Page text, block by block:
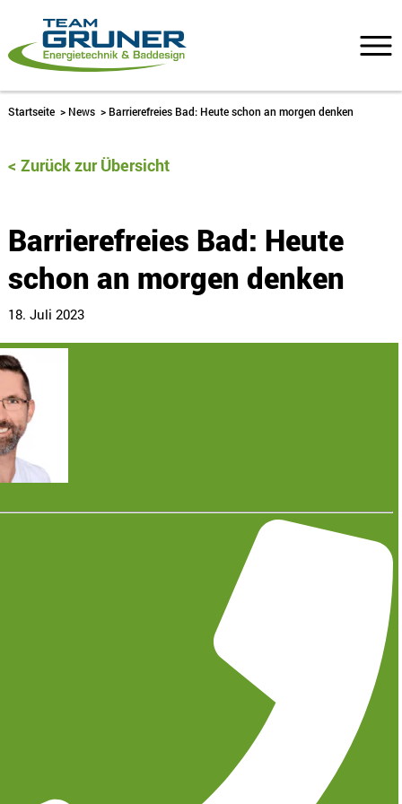
Startseite > News > Barrierefreies Bad: Heute schon an morgen denken
Zurück zur Übersicht
Barrierefreies Bad: Heute
schon an morgen denken
18. Juli 2023
Solange wie möglich in den eigenen vier Wänden
wohnen können – das ist der Wunsch vieler
Menschen, wenn sie an das hohe Alter denken.
Oftmals sind aber die Gegebenheiten im eigenen
Zuhause, insbesondere im Bad, nicht optimal, sodass
ein Umzug ins Altersheim notwendig wird. Das muss
nicht sein, wenn Sie heute schon an morgen denken.
Wohlfühlatmosphäre im eigenen barrierefreien Bad schaffen
Weit verbreitet ist die Assoziation von Barrierefreiheit mit einer